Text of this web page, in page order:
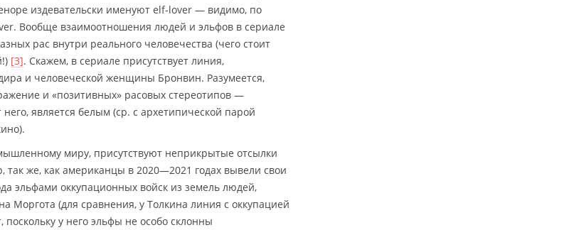
издевательски именуют elf-lover — видимо, по
Вообще взаимоотношения людей и эльфов в сериале
рас внутри реального человечества (чего стоит
[3]. Скажем, в сериале присутствует линия,
и человеческой женщины Бронвин. Разумеется,
и «позитивных» расовых стереотипов —
является белым (ср. с архетипической парой
миру, присутствуют неприкрытые отсылки
же, как американцы в 2020—2021 годах вывели свои
эльфами оккупационных войск из земель людей,
Моргота (для сравнения, у Толкина линия с оккупацией
у него эльфы не особо склонны